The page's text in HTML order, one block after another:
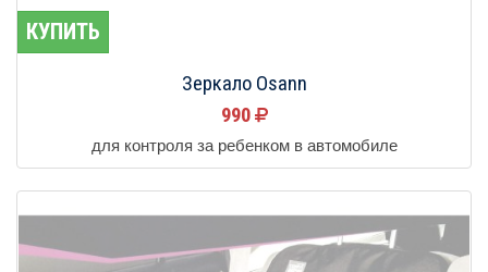
КУПИТЬ
Зеркало Osann
990
для контроля за ребенком в автомобиле